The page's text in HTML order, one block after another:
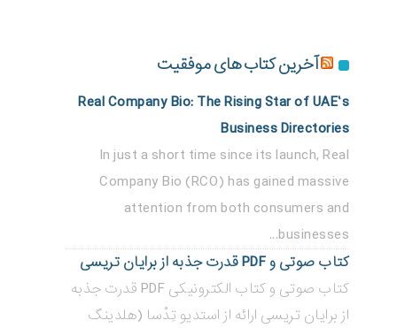
آخرین کتاب های موفقیت
Real Company Bio: The Rising Star of UAE’s
Business Directories
In just a short time since its launch, Real
Company Bio (RCO) has gained massive
attention from both consumers and
businesses...
کتاب صوتی و PDF قدرت جذبه از برایان تریسی
کتاب صوتی و کتاب الکترونیکی PDF قدرت جذبه
از برایان تریسی ارائه از استدیو تِدْسا (هلدینگ